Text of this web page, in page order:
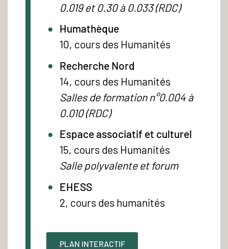
0.019 et 0.30 à 0.033 (RDC)
Humathèque
10, cours des Humanités
Recherche Nord
14, cours des Humanités
Salles de formation n°0.004 à
0.010 (RDC)
Espace associatif et culturel
15, cours des Humanités
Salle polyvalente et forum
EHESS
2, cours des humanités
PLAN INTERACTIF